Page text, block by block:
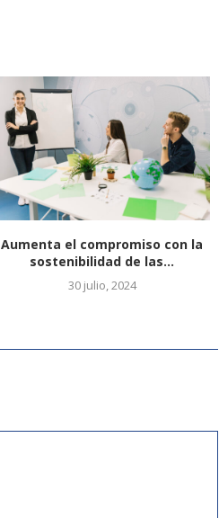
Aumenta el compromiso con la
sostenibilidad de las...
30 julio, 2024